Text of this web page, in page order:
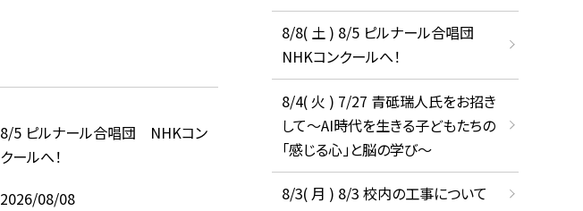
8/5 ピルナール合唱団 NHKコン
クールへ！
2026/08/08
8/8( 土 ) 8/5 ピルナール合唱団
NHKコンクールへ！
8/4( 火 ) 7/27 青砥瑞人氏をお招き
して〜AI時代を生きる子どもたちの
「感じる心」と脳の学び〜
8/3( 月 ) 8/3 校内の工事について